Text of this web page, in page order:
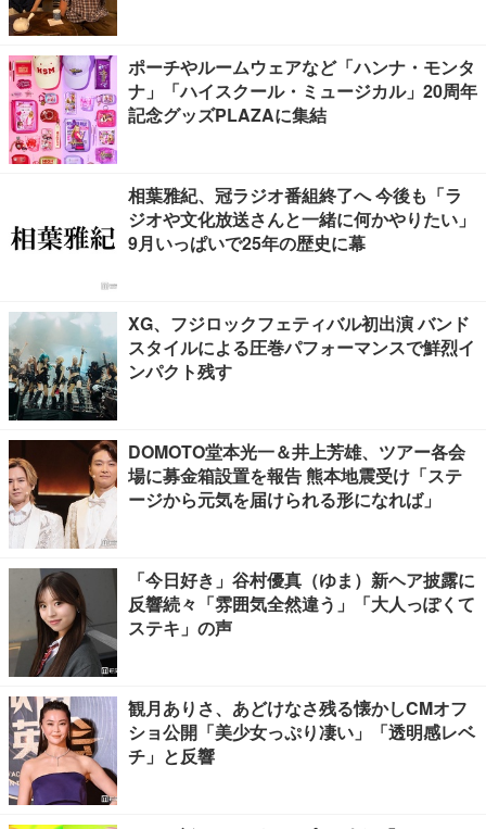
ポーチやルームウェアなど「ハンナ・モンタ
ナ」「ハイスクール・ミュージカル」20周年
記念グッズPLAZAに集結
相葉雅紀、冠ラジオ番組終了へ 今後も「ラ
ジオや文化放送さんと一緒に何かやりたい」
9月いっぱいで25年の歴史に幕
XG、フジロックフェティバル初出演 バンド
スタイルによる圧巻パフォーマンスで鮮烈イ
ンパクト残す
DOMOTO堂本光一＆井上芳雄、ツアー各会
場に募金箱設置を報告 熊本地震受け「ステ
ージから元気を届けられる形になれば」
「今日好き」谷村優真（ゆま）新ヘア披露に
反響続々「雰囲気全然違う」「大人っぽくて
ステキ」の声
観月ありさ、あどけなさ残る懐かしCMオフ
ショ公開「美少女っぷり凄い」「透明感レベ
チ」と反響